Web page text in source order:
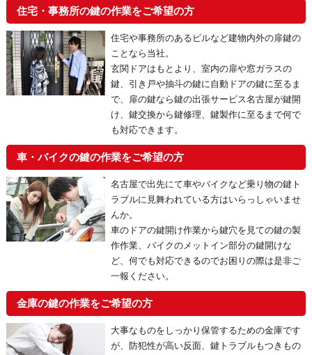
住宅・事務所の鍵の作業をご希望の方
住宅や事務所のあるビルなど建物内外の扉鍵の
ことなら当社。
玄関ドアはもとより、室内の扉や窓ガラスの
鍵、引き戸や抽斗の鍵に自動ドアの鍵に至るま
で、扉の鍵なら鍵の出張サービス名古屋が鍵開
け、鍵交換から鍵修理、鍵製作に至るまで何で
も対応できます。
車・バイクの鍵の作業をご希望の方
名古屋で出先にて車やバイクなど乗り物の鍵ト
ラブルに見舞われている方はいらっしゃいませ
んか。
車のドアの鍵開け作業から鍵穴を見ての鍵の製
作作業、バイクのメットイン部分の鍵開けな
ど、何でも対応できるのでお困りの際は是非ご
一報ください。
金庫の鍵の作業をご希望の方
大事なものをしっかり保管するための金庫です
が、防犯性が高い反面、鍵トラブルもつきもの